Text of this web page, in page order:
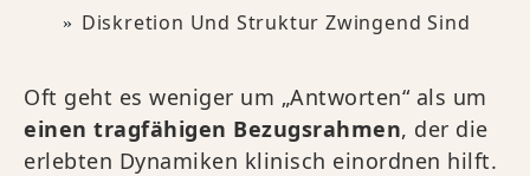
Diskretion Und Struktur Zwingend Sind
Oft geht es weniger um „Antworten“ als um
einen tragfähigen Bezugsrahmen, der die
erlebten Dynamiken klinisch einordnen hilft.